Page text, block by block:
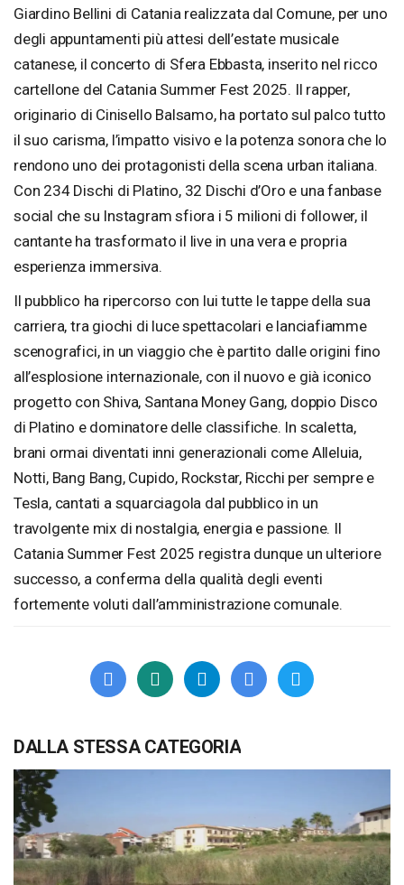
Giardino Bellini di Catania realizzata dal Comune, per uno
degli appuntamenti più attesi dell’estate musicale
catanese, il concerto di Sfera Ebbasta, inserito nel ricco
cartellone del Catania Summer Fest 2025. Il rapper,
originario di Cinisello Balsamo, ha portato sul palco tutto
il suo carisma, l’impatto visivo e la potenza sonora che lo
rendono uno dei protagonisti della scena urban italiana.
Con 234 Dischi di Platino, 32 Dischi d’Oro e una fanbase
social che su Instagram sfiora i 5 milioni di follower, il
cantante ha trasformato il live in una vera e propria
esperienza immersiva.
Il pubblico ha ripercorso con lui tutte le tappe della sua
carriera, tra giochi di luce spettacolari e lanciafiamme
scenografici, in un viaggio che è partito dalle origini fino
all’esplosione internazionale, con il nuovo e già iconico
progetto con Shiva, Santana Money Gang, doppio Disco
di Platino e dominatore delle classifiche. In scaletta,
brani ormai diventati inni generazionali come Alleluia,
Notti, Bang Bang, Cupido, Rockstar, Ricchi per sempre e
Tesla, cantati a squarciagola dal pubblico in un
travolgente mix di nostalgia, energia e passione. Il
Catania Summer Fest 2025 registra dunque un ulteriore
successo, a conferma della qualità degli eventi
fortemente voluti dall’amministrazione comunale.
DALLA STESSA CATEGORIA